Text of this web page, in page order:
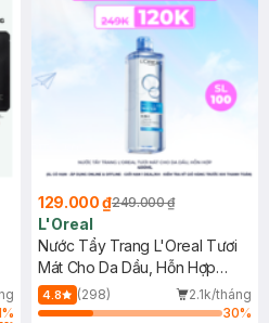
Fit, Pique Cotton - CMPO0008
màu sắc và dải size từ XS-XXL:
trợ kiểm tra đổi size sản phẩm,
thông tin sản phẩm và size mình
Mình có thể nhắn trực tiếp tại kênh
mang sản phẩm đến cửa hàng
kiểm tra và hỗ trợ theo chính
%
129.000 ₫249.000 ₫
L'Oreal
Nước Tẩy Trang L'Oreal Tươi
Mát Cho Da Dầu, Hỗn Hợp
400ml
4.8 (298)
2.1k/tháng
30%